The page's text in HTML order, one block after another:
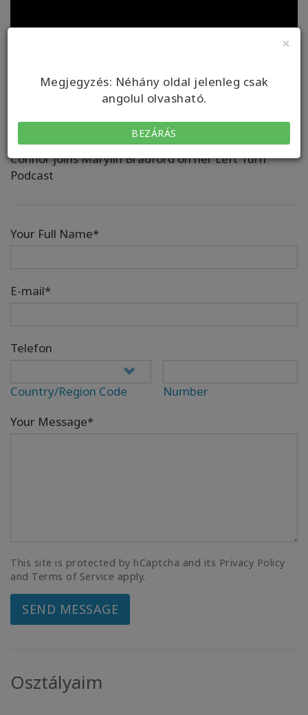
×
Megjegyzés: Néhány oldal jelenleg csak
angolul olvasható.
BEZÁRÁS
Connor joins Marylin Bradford on her Left Turn
Podcast
Your Full Name*
E-mail*
Telefon
Country/Region Code
Number
Your Message*
This site is protected by hCaptcha and its Privacy Policy
and Terms of Service apply.
SEND MESSAGE
Osztályaim